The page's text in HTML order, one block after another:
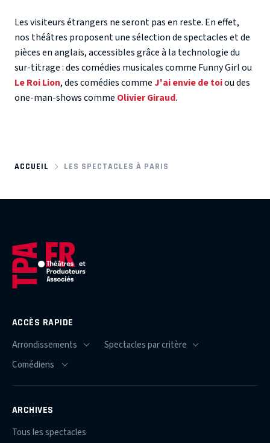
Les visiteurs étrangers ne seront pas en reste. En effet,
nos théâtres proposent une sélection de spectacles et de
pièces en anglais, accessibles grâce à la technologie du
sur-titrage : des comédies musicales comme Funny Girl ou
Le Roi Lion, des comédies comme J'ai envie de toiou des
one-man-shows comme Olivier Giraud.
ACCUEIL LES SPECTACLES À PARIS
ACCÈS RAPIDE
ARCHIVES
Tous les spectacles